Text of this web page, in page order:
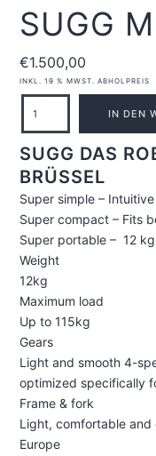
SUGG
€1.500,00
INKL. 19 % MWST. ABHOLPREIS
SUGG
Mini
Bike
Menge
IN DEN
SUGG DAS
BRÜSSEL
Super simple –
Super compact – Fits
Super portable – 12
Weight
12kg
Maximum load
Up to 115kg
Gears
Light and smooth 4-
optimized specifically
Frame & fork
Light, comfortable and
Europe